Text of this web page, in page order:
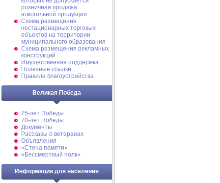
розничная продажа
алкогольной продукции
Схема размещения
нестационарных торговых
объектов на территории
муниципального образования
Схема размещения рекламных
конструкций
Имущественная поддержка
Полезные ссылки
Правила благоустройства
Великая Победа
75-лет Победы
70-лет Победы
Документы
Рассказы о ветеранах
Объявления
«Стена памяти»
«Бессмертный полк»
Информация для населения